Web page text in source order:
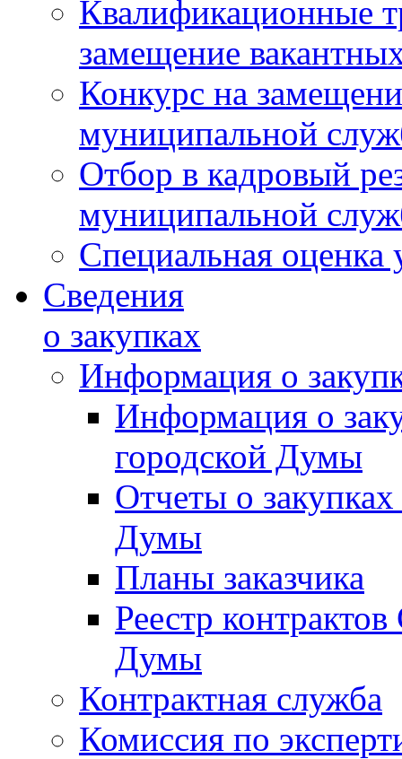
Квалификационные
замещение
Конкурс на
муниципальной
Отбор в кадровый
муниципальной
Специальная оценка
Сведения
о закупках
Информация о
Информация о
городской Думы
Отчеты о
Думы
Планы заказчика
Реестр
Думы
Контрактная служба
Комиссия по